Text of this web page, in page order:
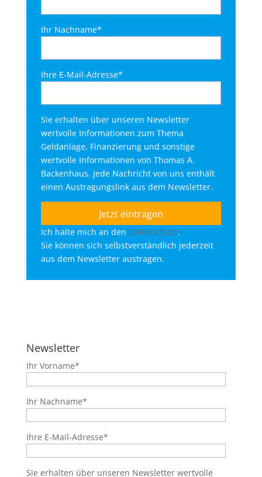
Ihr Nachname*
Ihre E-Mail-Adresse*
Sie erhalten über unseren Newsletter
wertvolle Informationen zum Thema
Geldanlage, Finanzierung und sonstige
wertvolle Informationen von Thomas A.
Backenhaus. Jede Nachricht von uns enthält
einen Austragungslink aus dem Newsletter.
Ich halte mich an den Datenschutz.
Sie können sich selbstverständlich jederzeit
aus dem Newsletter austragen.
Newsletter
Ihr Vorname*
Ihr Nachname*
Ihre E-Mail-Adresse*
Sie erhalten über unseren Newsletter wertvolle